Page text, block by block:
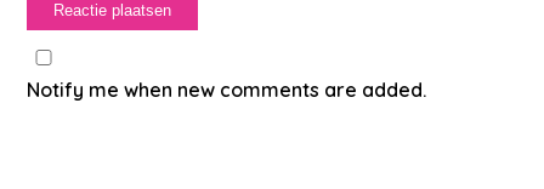
Notify me when new comments are added.